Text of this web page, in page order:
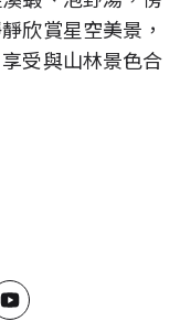
欣賞星空美景，
受與山林景色合